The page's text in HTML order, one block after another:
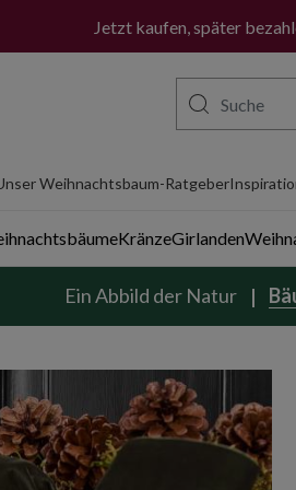
Jetzt kaufen, später
Weihnachtsbaum-Ratgeber
KränzeGirlanden
Ein Abbild der Natur